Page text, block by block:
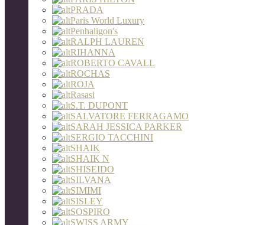
PRADA
Paris World Luxury
Penhaligon's
RALPH LAUREN
RIHANNA
ROBERTO CAVALL
ROCHAS
ROJA
Rasasi
S.T. DUPONT
SALVATORE FERRAGAMO
SARAH JESSICA PARKER
SERGIO TACCHINI
SHAIK
SHAIK N
SHISEIDO
SILVANA
SIMIMI
SISLEY
SOSPIRO
SWISS ARMY